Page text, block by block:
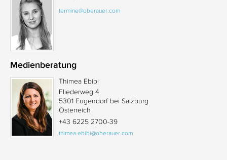
termine@oberauer.com
Medienberatung
Thimea Ebibi
Fliederweg 4
5301 Eugendorf bei Salzburg
Österreich
+43 6225 2700-39
thimea.ebibi@oberauer.com